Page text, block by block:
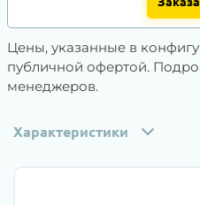
Цены, указанные в
публичной офертой.
менеджеров.
Характеристики